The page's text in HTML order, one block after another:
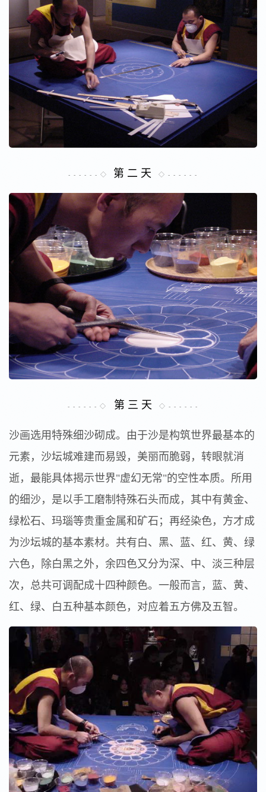
- - - - - - ◇ 第 二 天 ◇ - - - - - -
- - - - - - ◇ 第 三 天 ◇ - - - - - -
沙画选用特殊细沙砌成。由于沙是构筑世界最基本的
元素，沙坛城难建而易毁，美丽而脆弱，转眼就消
逝，最能具体揭示世界"虚幻无常"的空性本质。所用
的细沙，是以手工磨制特殊石头而成，其中有黄金、
绿松石、玛瑙等贵重金属和矿石；再经染色，方才成
为沙坛城的基本素材。共有白、黑、蓝、红、黄、绿
六色，除白黑之外，余四色又分为深、中、淡三种层
次，总共可调配成十四种颜色。一般而言，蓝、黄、
红、绿、白五种基本颜色，对应着五方佛及五智。